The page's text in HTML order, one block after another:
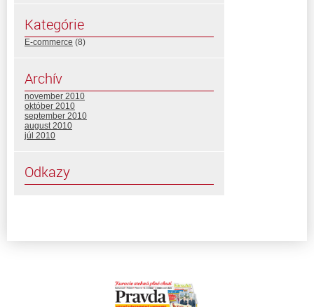
Kategórie
E-commerce (8)
Archív
november 2010
október 2010
september 2010
august 2010
júl 2010
Odkazy